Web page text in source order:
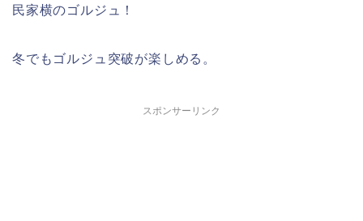
民家横のゴルジュ！
冬でもゴルジュ突破が楽しめる。
スポンサーリンク